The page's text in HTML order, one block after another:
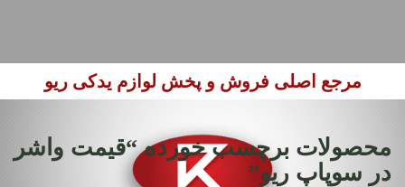
مرجع اصلی فروش و پخش لوازم یدکی ریو
محصولات برچسب خورده “قیمت واشر
در سوپاپ ریو”